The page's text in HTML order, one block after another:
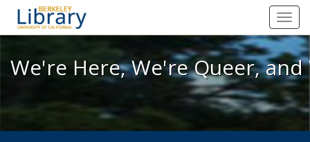
We're Here, We're Queer, and
We're Here, We're Queer,